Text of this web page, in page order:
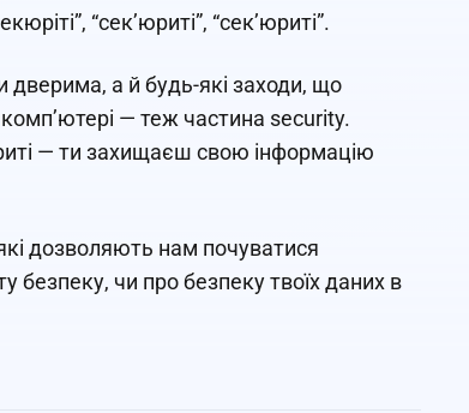
“сек’юриті”, “сек’юриті”.
а й будь-які заходи, що
— теж частина security.
— ти захищаєш свою інформацію
дозволяють нам почуватися
безпеку, чи про безпеку твоїх даних в